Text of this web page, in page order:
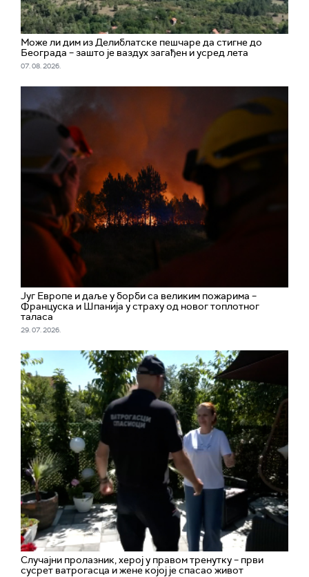
Може ли дим из Делиблатске пешчаре да стигне до
Београда – зашто је ваздух загађен и усред лета
07. 08. 2026.
Југ Европе и даље у борби са великим пожарима –
Француска и Шпанија у страху од новог топлотног
таласа
29. 07. 2026.
Случајни пролазник, херој у правом тренутку – први
сусрет ватрогасца и жене којој је спасао живот